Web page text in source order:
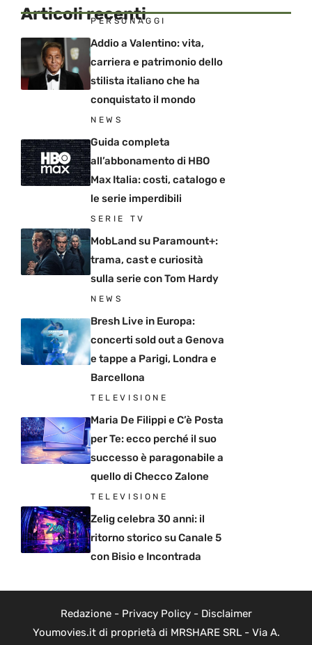
Articoli recenti
PERSONAGGI
Addio a Valentino: vita,
carriera e patrimonio dello
stilista italiano che ha
conquistato il mondo
NEWS
Guida completa
all’abbonamento di HBO
Max Italia: costi, catalogo e
le serie imperdibili
SERIE TV
MobLand su Paramount+:
trama, cast e curiosità
sulla serie con Tom Hardy
NEWS
Bresh Live in Europa:
concerti sold out a Genova
e tappe a Parigi, Londra e
Barcellona
TELEVISIONE
Maria De Filippi e C’è Posta
per Te: ecco perché il suo
successo è paragonabile a
quello di Checco Zalone
TELEVISIONE
Zelig celebra 30 anni: il
ritorno storico su Canale 5
con Bisio e Incontrada
Redazione- Privacy Policy- Disclaimer
Youmovies.it di proprietà di MRSHARE SRL - Via A.